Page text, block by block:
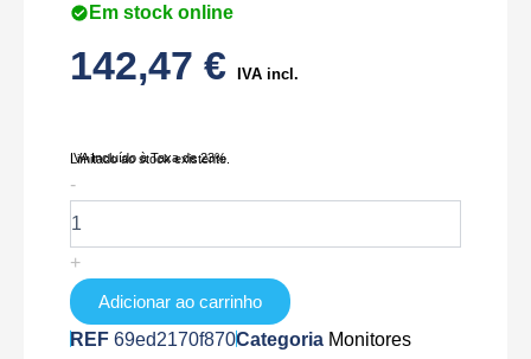
Em stock online
142,47 € IVA incl.
IVA Incluído à Taxa de 23%
Limitado ao stock existente.
-
de
DS-
KH6352-
WTDE6(B)
+
Adicionar ao carrinho
REF 69ed2170f870Categoria Monitores